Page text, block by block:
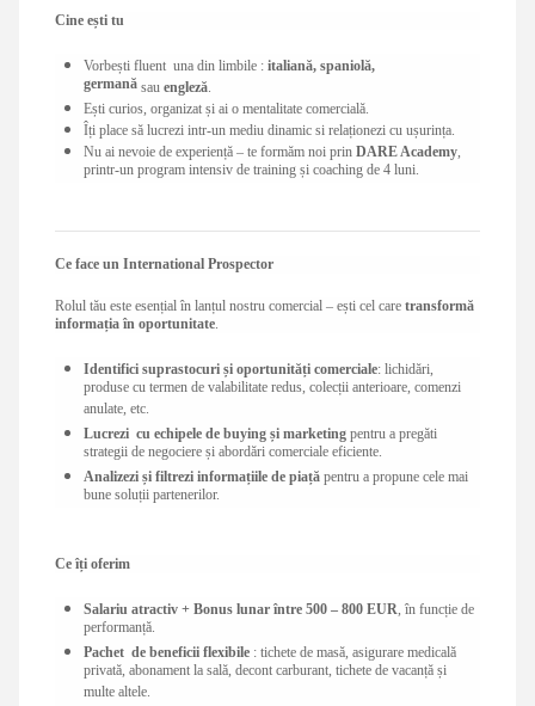
Cine ești tu
Vorbești fluent una din limbile : italiană, spaniolă,
germană sau engleză
Ești curios, organizat și ai o mentalitate comercială.
Îți place să lucrezi intr-un mediu dinamic si relaționezi cu ușurința.
Nu ai nevoie de experiență – te formăm noi prin DARE Academy
printr-un program intensiv de training și coaching de 4 luni.
Ce face un International Prospector
Rolul tău este esențial în lanțul nostru comercial – ești cel care transformă
informația în oportunitate
Identifici suprastocuri și oportunități comerciale: lichidări,
produse cu termen de valabilitate redus, colecții anterioare, comenzi
anulate, etc.
Lucrezi cu echipele de buying și marketing pentru a pregăti
strategii de negociere și abordări comerciale eficiente.
Analizezi și filtrezi informațiile de piață pentru a propune cele mai
bune soluții partenerilor.
Ce îți oferim
Salariu atractiv + Bonus lunar între 500 – 800 EUR , în funcție de
performanță.
Pachet de beneficii flexibile : tichete de masă, asigurare medicală
privată, abonament la sală, decont carburant, tichete de vacanță și
multe altele.